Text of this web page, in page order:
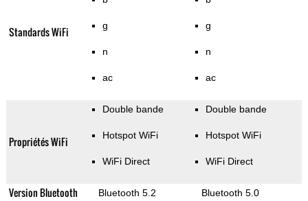
Standards WiFi g
n
ac
g
n
ac
Propriétés WiFi
Double bande
Hotspot WiFi
WiFi Direct
Double bande
Hotspot WiFi
WiFi Direct
Version Bluetooth Bluetooth 5.2 Bluetooth 5.0